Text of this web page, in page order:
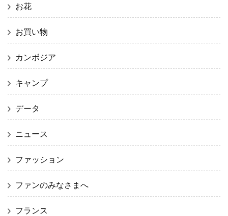
お花
お買い物
カンボジア
キャンプ
データ
ニュース
ファッション
ファンのみなさまへ
フランス